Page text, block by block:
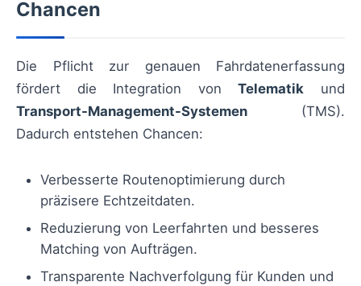
Chancen
Die Pflicht zur genauen Fahrdatenerfassung
fördert die Integration vonTelematik und
Transport-Management-Systemen (TMS).
Dadurch entstehen Chancen:
Verbesserte Routenoptimierung durch
präzisere Echtzeitdaten.
Reduzierung von Leerfahrten und besseres
Matching von Aufträgen.
Transparente Nachverfolgung für Kunden und